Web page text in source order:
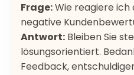
Frage:Wie reagiere
negative
Antwort: Bleiben Sie
lösungsorientiert.
Feedback,